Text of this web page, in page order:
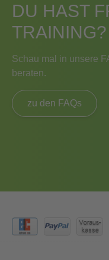
DU HAST
TRAINING?
Schau mal in unsere
beraten.
zu den FAQs